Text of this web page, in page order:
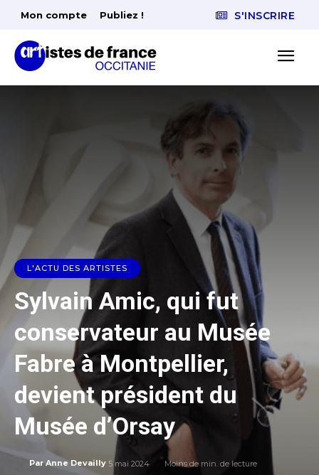
Mon compte Publiez ! S'INSCRIRE
L'ACTU DES ARTISTES
Sylvain Amic, qui fut
conservateur au Musée
Fabre à Montpellier,
devient président du
Musée d’Orsay
Par Anne Devailly 5 mai 2024 Moins de min. de lecture